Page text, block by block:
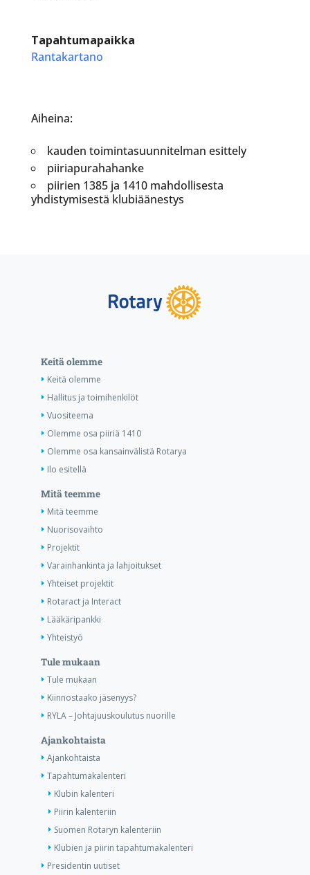
Tapahtumapaikka
Rantakartano
Aiheina:
kauden toimintasuunnitelman esittely
piiriapurahahanke
piirien 1385 ja 1410 mahdollisesta
yhdistymisestä klubiäänestys
Keitä olemme
Keitä olemme
Hallitus ja toimihenkilöt
Vuositeema
Olemme osa piiriä 1410
Olemme osa kansainvälistä Rotarya
Ilo esitellä
Mitä teemme
Mitä teemme
Nuorisovaihto
Projektit
Varainhankinta ja lahjoitukset
Yhteiset projektit
Rotaract ja Interact
Lääkäripankki
Yhteistyö
Tule mukaan
Tule mukaan
Kiinnostaako jäsenyys?
RYLA – Johtajuuskoulutus nuorille
Ajankohtaista
Ajankohtaista
Tapahtumakalenteri
Klubin kalenteri
Piirin kalenteriin
Suomen Rotaryn kalenteriin
Klubien ja piirin tapahtumakalenteri
Presidentin uutiset